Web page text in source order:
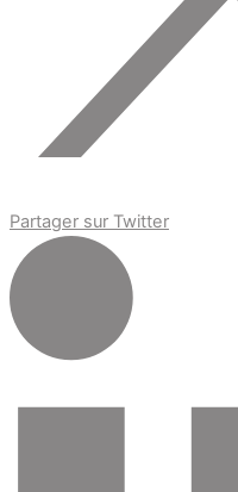
Partager sur Twitter